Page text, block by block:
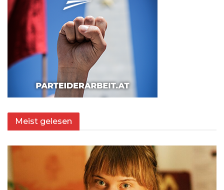
Meist gelesen